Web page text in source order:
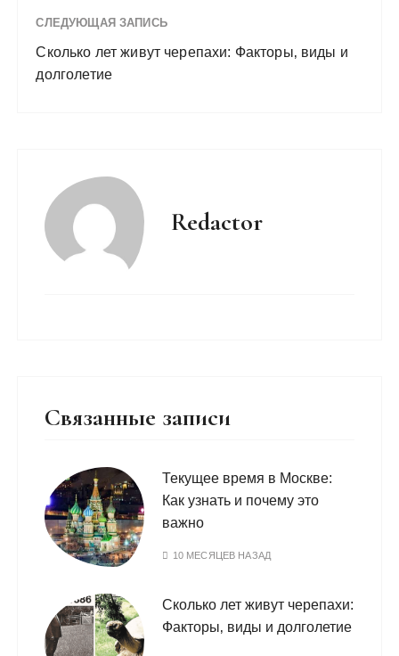
СЛЕДУЮЩАЯ ЗАПИСЬ
Сколько лет живут черепахи: Факторы‚ виды и
долголетие
Redactor
Связанные записи
Текущее время в Москве:
Как узнать и почему это
важно
10 МЕСЯЦЕВ НАЗАД
Сколько лет живут черепахи:
Факторы‚ виды и долголетие